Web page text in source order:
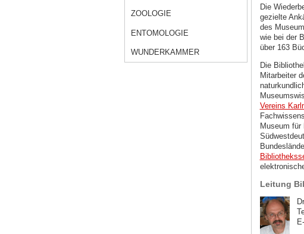
ZOOLOGIE
ENTOMOLOGIE
WUNDERKAMMER
Die
gezielte
des
wie bei der
über 163
Die
Mitarbeiter
Vereins
Museum für
Leitung